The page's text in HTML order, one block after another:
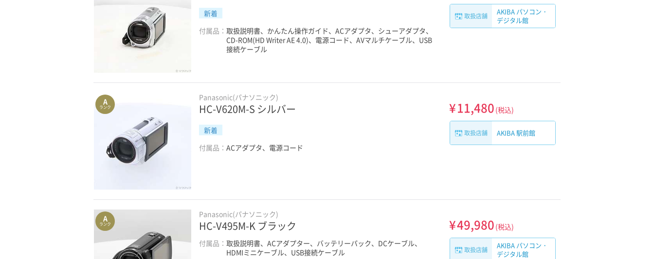
新着
付属品：取扱説明書、かんたん操作ガイド、ACアダプタ、シューアダプタ、
CD-ROM(HD Writer AE 4.0)、電源コード、AVマルチケーブル、USB
接続ケーブル
取扱店舗
AKIBA パソコン・
デジタル館
A
ランク
Panasonic(パナソニック)
HC-V620M-S シルバー
新着
付属品：ACアダプタ、電源コード
¥11,480 (税込)
取扱店舗 AKIBA 駅前館
A
ランク
Panasonic(パナソニック)
HC-V495M-K ブラック
付属品：取扱説明書、ACアダプター、バッテリーパック、DCケーブル、
HDMIミニケーブル、USB接続ケーブル
¥49,980 (税込)
取扱店舗
AKIBA パソコン・
デジタル館